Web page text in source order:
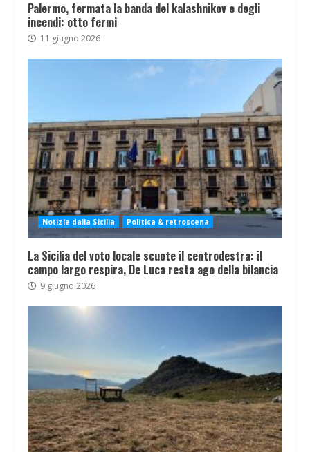
Palermo, fermata la banda del kalashnikov e degli
incendi: otto fermi
11 giugno 2026
Notizie dalla Sicilia Politica & retroscena
La Sicilia del voto locale scuote il centrodestra: il
campo largo respira, De Luca resta ago della bilancia
9 giugno 2026